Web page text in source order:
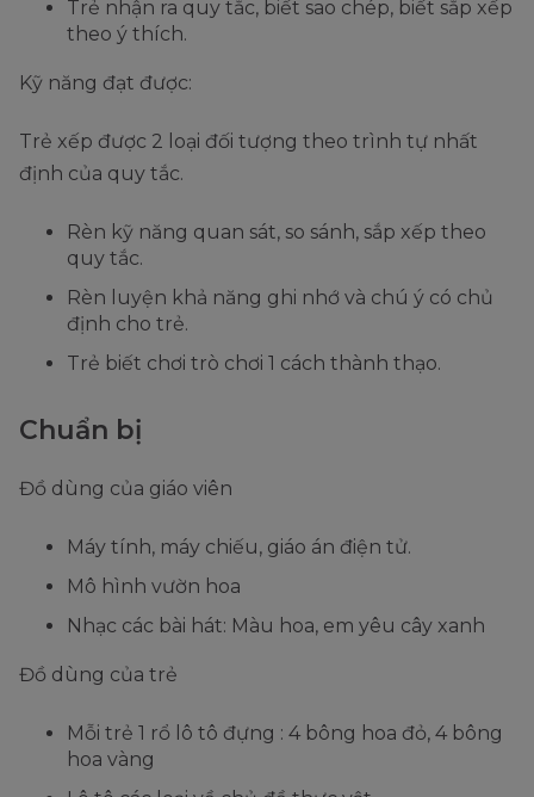
Trẻ nhận ra quy tắc, biết sao chép, biết sắp xếp
theo ý thích.
Kỹ năng đạt được:
Trẻ xếp được 2 loại đối tượng theo trình tự nhất
định của quy tắc.
Rèn kỹ năng quan sát, so sánh, sắp xếp theo
quy tắc.
Rèn luyện khả năng ghi nhớ và chú ý có chủ
định cho trẻ.
Trẻ biết chơi trò chơi 1 cách thành thạo.
Chuẩn bị
Đồ dùng của giáo viên
Máy tính, máy chiếu, giáo án điện tử.
Mô hình vườn hoa
Nhạc các bài hát: Màu hoa, em yêu cây xanh
Đồ dùng của trẻ
Mỗi trẻ 1 rổ lô tô đựng : 4 bông hoa đỏ, 4 bông
hoa vàng